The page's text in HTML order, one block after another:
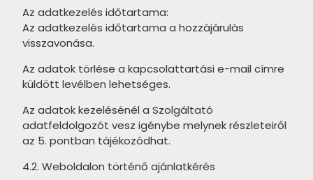
PARADYZ Freedom termékcsalád
PARADYZ Ideal termékcsalád
PARADYZ Nightwish termékcsalád
PARADYZ Happiness termékcsalád
PARADYZ Fiori termékcsalád
termékcsalád
TUBADZIN Aquamarine
TUBADZIN Industrio termékcsalád
TUBADZIN Onice Bianco
termékcsalád
TUBADZIN Grand Cave
termékcsalád
Az adatkezelés időtartama:
Az adatkezelés időtartama a hozzájárulás
visszavonása.
Az adatok törlése a kapcsolattartási e-mail címre
küldött levélben lehetséges.
Az adatok kezelésénél a Szolgáltató
adatfeldolgozót vesz igénybe melynek részleteiről
az 5. pontban tájékozódhat.
4.2. Weboldalon történő ajánlatkérés